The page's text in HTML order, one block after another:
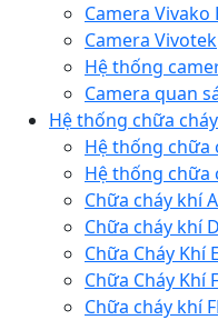
Camera Vivako
Camera Vivotek
Hệ thống
Camera quan
Hệ thống chữa
Hệ thống chữa
Hệ thống chữa
Chữa cháy khí
Chữa cháy khí
Chữa Cháy Khí
Chữa Cháy Khí
Chữa cháy khí